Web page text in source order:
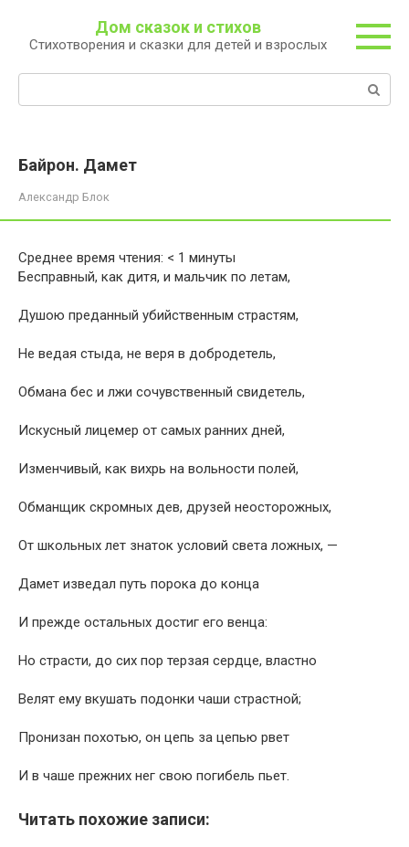
контенту
Дом сказок и стихов
Стихотворения и сказки для детей и взрослых
Байрон. Дамет
Александр Блок
Среднее время чтения: < 1 минуты
Бесправный, как дитя, и мальчик по летам,
Душою преданный убийственным страстям,
Не ведая стыда, не веря в добродетель,
Обмана бес и лжи сочувственный свидетель,
Искусный лицемер от самых ранних дней,
Изменчивый, как вихрь на вольности полей,
Обманщик скромных дев, друзей неосторожных,
От школьных лет знаток условий света ложных, —
Дамет изведал путь порока до конца
И прежде остальных достиг его венца:
Но страсти, до сих пор терзая сердце, властно
Велят ему вкушать подонки чаши страстной;
Пронизан похотью, он цепь за цепью рвет
И в чаше прежних нег свою погибель пьет.
Читать похожие записи: